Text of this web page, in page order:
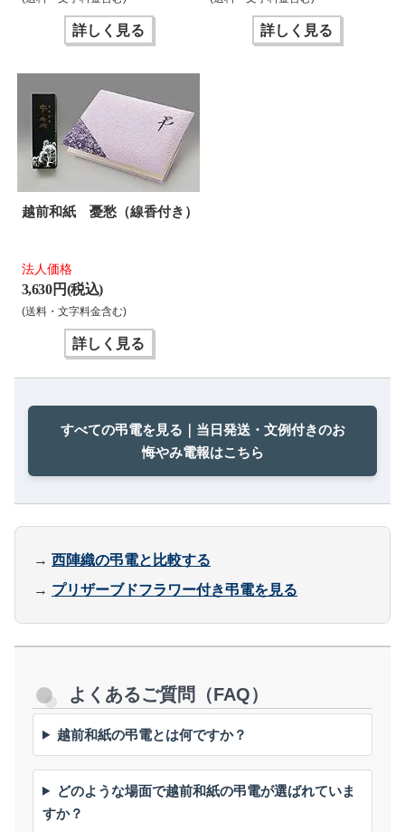
詳しく見る 詳しく見る
越前和紙 憂愁（線香付き）
法人価格
3,630 円(税込)
(送料・文字料金含む)
詳しく見る
すべての弔電を見る｜当日発送・文例付きのお
悔やみ電報はこちら
→ 西陣織の弔電と比較する
→ プリザーブドフラワー付き弔電を見る
よくあるご質問（FAQ）
越前和紙の弔電とは何ですか？
どのような場面で越前和紙の弔電が選ばれていま
すか？